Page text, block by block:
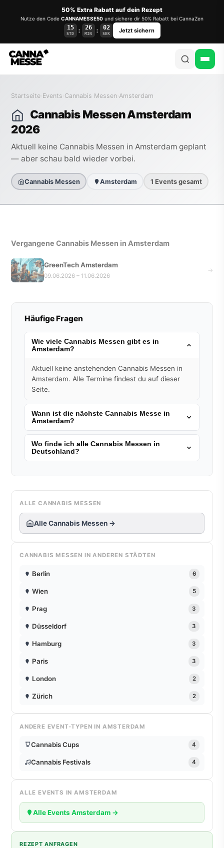
50% Extra Rabatt auf dein Rezept
Nutze den Code CANNAMESSE50 und sichere dir 50% Rabatt bei CannaZen
15
STD : 26
MIN : 02
SEK Jetzt sichern
Startseite Events Cannabis Messen Amsterdam
Cannabis Messen Amsterdam
2026
Aktuell keine Cannabis Messen in Amsterdam geplant
— aber schau bald wieder vorbei.
Cannabis Messen Amsterdam 1 Events gesamt
Vergangene Cannabis Messen in Amsterdam
GreenTech Amsterdam
09.06.2026 – 11.06.2026
→
Häufige Fragen
Wie viele Cannabis Messen gibt es in
Amsterdam?
Aktuell keine anstehenden Cannabis Messen in
Amsterdam. Alle Termine findest du auf dieser
Seite.
Wann ist die nächste Cannabis Messe in
Amsterdam?
Wo finde ich alle Cannabis Messen in
Deutschland?
ALLE CANNABIS MESSEN
Alle Cannabis Messen →
CANNABIS MESSEN IN ANDEREN STÄDTEN
Berlin 6
Wien 5
Prag 3
Düsseldorf 3
Hamburg 3
Paris 3
London 2
Zürich 2
ANDERE EVENT-TYPEN IN AMSTERDAM
Cannabis Cups 4
Cannabis Festivals 4
ALLE EVENTS IN AMSTERDAM
Alle Events Amsterdam →
REZEPT ANFRAGEN